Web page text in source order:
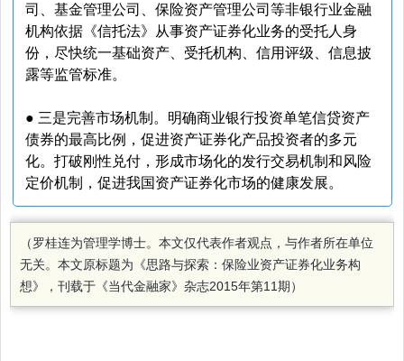
司、基金管理公司、保险资产管理公司等非银行业金融
机构依据《信托法》从事资产证券化业务的受托人身
份，尽快统一基础资产、受托机构、信用评级、信息披
露等监管标准。
● 三是完善市场机制。明确商业银行投资单笔信贷资产
债券的最高比例，促进资产证券化产品投资者的多元
化。打破刚性兑付，形成市场化的发行交易机制和风险
定价机制，促进我国资产证券化市场的健康发展。
（罗桂连为管理学博士。本文仅代表作者观点，与作者所在单位
无关。本文原标题为《思路与探索：保险业资产证券化业务构
想》，刊载于《当代金融家》杂志2015年第11期）